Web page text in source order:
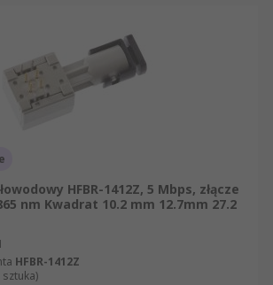
HFBR-1412Z, 5 Mbps, złącze
nm Kwadrat 10.2 mm 12.7mm 27.2
HFBR-1412Z
sztuka)